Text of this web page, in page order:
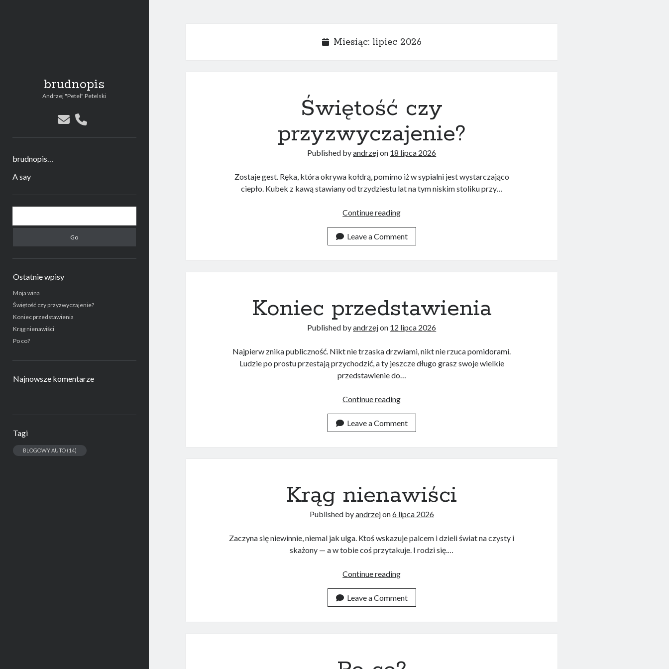
brudnopis
Andrzej "Petel" Petelski
emailphone
brudnopis…
A say
Sidebar
Ostatnie wpisy
Moja wina
Świętość czy przyzwyczajenie?
Koniec przedstawienia
Krąg nienawiści
Po co?
Najnowsze komentarze
Tagi
BLOGOWY AUTO(14)
Miesiąc: lipiec 2026
Świętość czy
przyzwyczajenie?
Published byandrzejon 18 lipca 2026
Zostaje gest. Ręka, która okrywa kołdrą, pomimo iż w sypialni jest wystarczająco
ciepło. Kubek z kawą stawiany od trzydziestu lat na tym niskim stoliku przy…
Continue readingŚwiętość
przyzwyczajenie?
Leave a Comment
Koniec przedstawienia
Published byandrzejon 12 lipca 2026
Najpierw znika publiczność. Nikt nie trzaska drzwiami, nikt nie rzuca pomidorami.
Ludzie po prostu przestają przychodzić, a ty jeszcze długo grasz swoje wielkie
przedstawienie do…
Continue readingKoniec
Leave a Comment
Krąg nienawiści
Published byandrzejon6 lipca 2026
Zaczyna się niewinnie, niemal jak ulga. Ktoś wskazuje palcem i dzieli świat na czysty i
skażony — a w tobie coś przytakuje. I rodzi się.…
Continue readingKrąg
Leave a Comment